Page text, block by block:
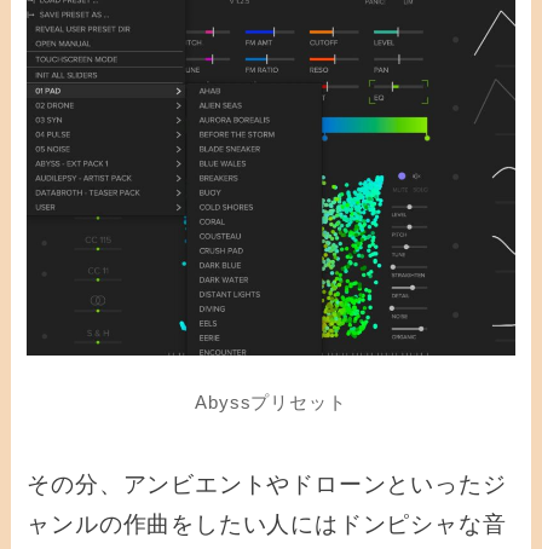
Abyssプリセット
その分、アンビエントやドローンといったジ
ャンルの作曲をしたい人にはドンピシャな音